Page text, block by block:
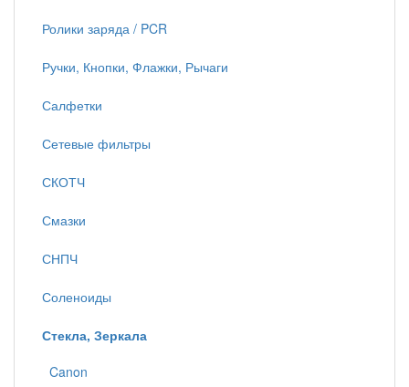
Ролики заряда / PCR
Ручки, Кнопки, Флажки, Рычаги
Салфетки
Сетевые фильтры
СКОТЧ
Смазки
СНПЧ
Соленоиды
Стекла, Зеркала
Canon